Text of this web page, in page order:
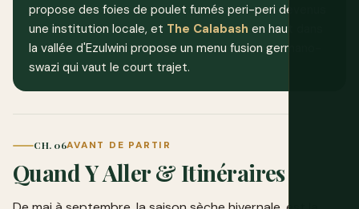
propose des foies de poulet fumés peri-peri devenus
une institution locale, et The Calabash en haut dans
la vallée d'Ezulwini propose un menu fusion germano-
swazi qui vaut le court trajet.
CH. 06AVANT DE PARTIR
Quand Y Aller & Itinéraires